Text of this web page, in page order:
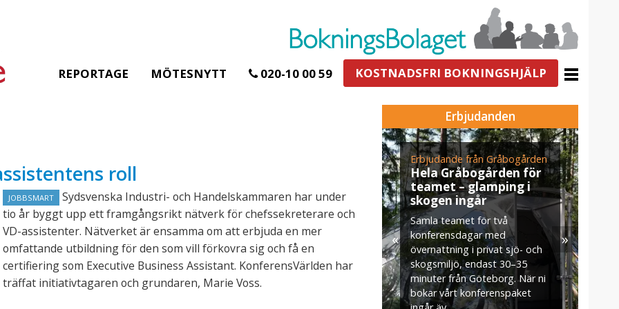
REPORTAGE MÖTESNYTT 020-10 00 59 KOSTNADSFRI BOKNINGSHJÄLP
roll
JOBBSMART
Sydsvenska Industri- och Handelskammaren har under
tio år byggt upp ett framgångsrikt nätverk för chefssekreterare och
VD-assistenter. Nätverket är ensamma om att erbjuda en mer
omfattande utbildning för den som vill förkovra sig och få en
certifiering som Executive Business Assistant. KonferensVärlden har
träffat initiativtagaren och grundaren, Marie Voss.
Erbjudanden
SPA & Konferens
Åhus Seaside Take
Over erbjudande
Ta över ett helt hotell. På
stranden i Åhus. För grupper
erbjuder vi en full abonnering
av Åhus Seaside SPA &
Konferens. Under er vistelse är
hela hotellet ert ...
Erbjudande från Gråbogården
Hela Gråbogården för
teamet – glamping i
skogen ingår
Samla teamet för två
konferensdagar med
övernattning i privat sjö- och
skogsmiljö, endast 30–35
minuter från Göteborg. När ni
bokar vårt konferenspaket
« »